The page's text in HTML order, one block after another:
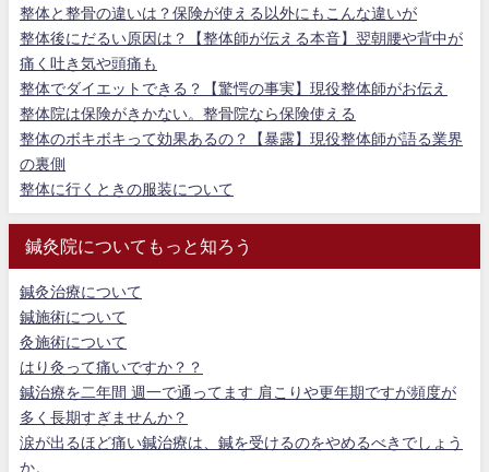
整体と整骨の違いは？保険が使える以外にもこんな違いが
整体後にだるい原因は？【整体師が伝える本音】翌朝腰や背中が
痛く吐き気や頭痛も
整体でダイエットできる？【驚愕の事実】現役整体師がお伝え
整体院は保険がきかない。整骨院なら保険使える
整体のボキボキって効果あるの？【暴露】現役整体師が語る業界
の裏側
整体に行くときの服装について
鍼灸院についてもっと知ろう
鍼灸治療について
鍼施術について
灸施術について
はり灸って痛いですか？？
鍼治療を二年間 週一で通ってます 肩こりや更年期ですが頻度が
多く長期すぎませんか？
涙が出るほど痛い鍼治療は、鍼を受けるのをやめるべきでしょう
か。